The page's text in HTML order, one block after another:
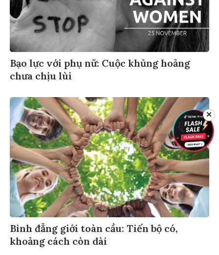
Bạo lực với phụ nữ: Cuộc khủng hoảng
chưa chịu lùi
Bình đẳng giới toàn cầu: Tiến bộ có,
khoảng cách còn dài
✕